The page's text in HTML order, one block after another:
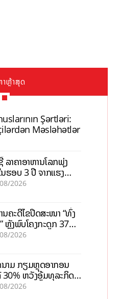
າຫຼ້າສຸດ
Şərtləri:
Məsləhətlər
ລາຄາອາຫານໂລກພຸ່ງ
ຮອບ 3 ປີ ຈາກແຮງ
ງສົງຄາມ, El nino
2026
ຄະດີໄຂປິດສະໜາ “ທົ່ງ
ຫຼັງພົບໂຄງກະດູກ 37
ນຍັກ
2026
າມ ກຽມຫຼຸດອາກອນ
30% ຫວັງອູ້ມທຸລະກິດ
ອຍ ແລະ ຈຸນລະ
2026